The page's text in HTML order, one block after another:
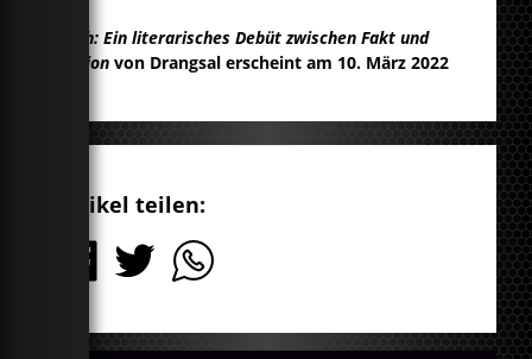
Doch: Ein literarisches Debüt zwischen Fakt und
Fiktion von Drangsal erscheint am 10. März 2022
Artikel teilen: